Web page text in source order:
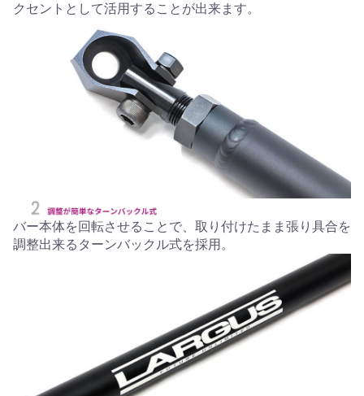
クセントとして活用することが出来ます。
バー本体を回転させることで、取り付けたまま張り具合を
調整出来るターンバックル式を採用。